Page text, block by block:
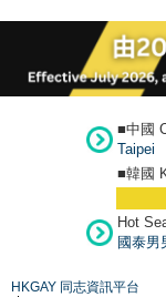
■中國
Taipei
■韓國
Hot
國泰男
HKGAY 同志資訊平台